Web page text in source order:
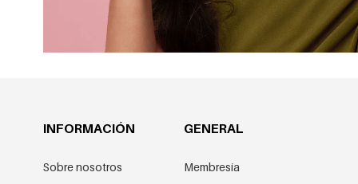
INFORMACIÓN
Sobre nosotros
GENERAL
Membresía